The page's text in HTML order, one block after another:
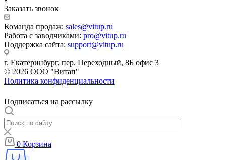
Заказать звонок
Команда продаж: sales@vitup.ru
Работа с заводчиками: pro@vitup.ru
Поддержка сайта: support@vitup.ru
г. Екатеринбург, пер. Переходный, 8Б офис 3
© 2026 ООО "Витап"
Политика конфиденциальности
Подписаться на рассылку
0 Корзина